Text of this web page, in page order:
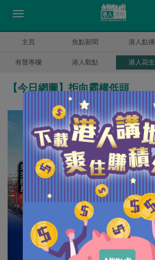
主頁 焦點新聞 港人點播
有聲專欄 港人觀點 港人花生
【今日網圖】拒向霸權低頭